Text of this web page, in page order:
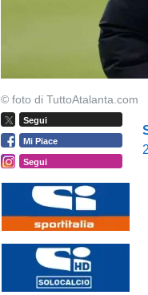
© foto di TuttoAtalanta.com
Segui
Mi Piace
Segui